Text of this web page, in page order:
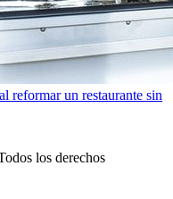
reformar un restaurante sin
los derechos